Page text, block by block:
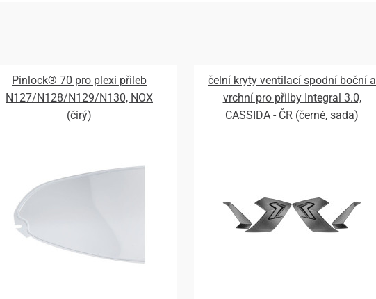
Pinlock® 70 pro plexi přileb
N127/N128/N129/N130, NOX
(čirý)
čelní kryty ventilací spodní boční a
vrchní pro přilby Integral 3.0,
CASSIDA - ČR (černé, sada)